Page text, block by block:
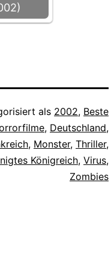
als 2002, Beste
, Deutschland,
, Monster, Thriller,
Königreich, Virus,
Zombies